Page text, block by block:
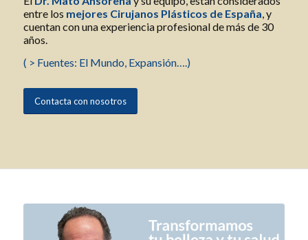
entre los mejores Cirujanos Plásticos de España, y
cuentan con una experiencia profesional de más de 30
años.
( > Fuentes: El Mundo, Expansión….)
Contacta con nosotros